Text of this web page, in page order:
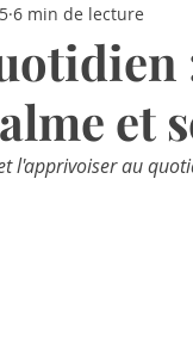
Hypnose
et
6 min de lecture
l'apprivoiser au